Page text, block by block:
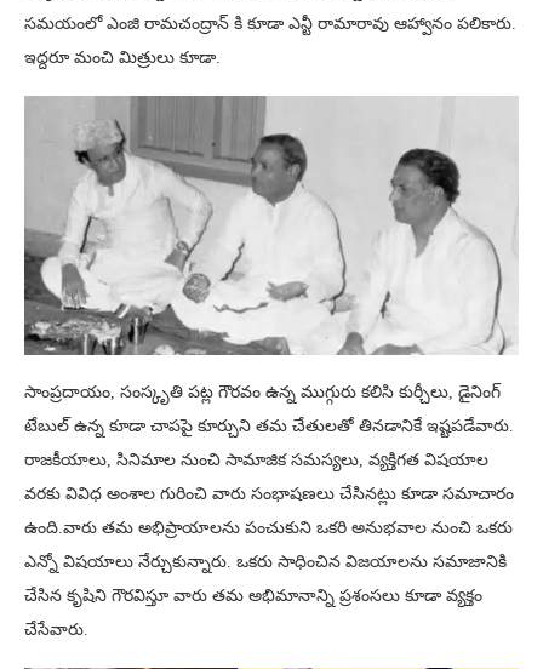
సమయంలో ఎంజి రామచంద్రాన్ కి కూడా ఎన్టీ రామారావు ఆహ్వానం పలికారు.
ఇద్దరూ మంచి మిత్రులు కూడా.
సాంప్రదాయం, సంస్కృతి పట్ల గౌరవం ఉన్న ముగ్గురు కలిసి కుర్చీలు, డైనింగ్
టేబుల్ ఉన్న కూడా చాపపై కూర్చుని తమ చేతులతో తినడానికే ఇష్టపడేవారు.
రాజకీయాలు, సినిమాల నుంచి సామాజిక సమస్యలు, వ్యక్తిగత విషయాల
వరకు వివిధ అంశాల గురించి వారు సంభాషణలు చేసినట్లు కూడా సమాచారం
ఉంది.వారు తమ అభిప్రాయాలను పంచుకుని ఒకరి అనుభవాల నుంచి ఒకరు
ఎన్నో విషయాలు నేర్చుకున్నారు. ఒకరు సాధించిన విజయాలను సమాజానికి
చేసిన కృషిని గౌరవిస్తూ వారు తమ అభిమానాన్ని ప్రశంసలు కూడా వ్యక్తం
చేసేవారు.